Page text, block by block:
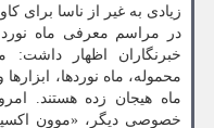
زیادی به غیر از ناسا
خبرنگاران اظهار داشت:
محموله، ماه نوردها،
ماه هیجان زده هستند.